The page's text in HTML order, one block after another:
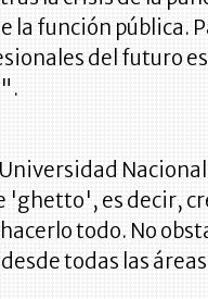
la función pública.
del futuro
'ghetto', es decir,
todo. No
todas las